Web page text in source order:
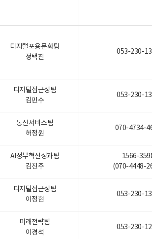
디지털포용문화팀
정택진
053-230-
디지털접근성팀
김민수
053-230-
통신서비스팀
허정원
070-4734-
AI정부혁신성과팀
김진주
1566-
(070-4448-
디지털접근성팀
이정현
053-230-
미래전략팀
이경석
053-230-